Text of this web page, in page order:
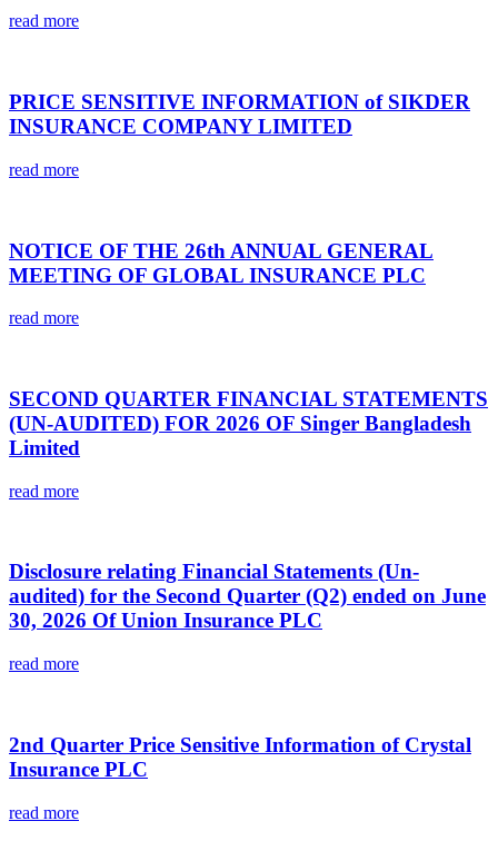
read more
PRICE SENSITIVE INFORMATION of SIKDER
INSURANCE COMPANY LIMITED
read more
NOTICE OF THE 26th ANNUAL GENERAL
MEETING OF GLOBAL INSURANCE PLC
read more
SECOND QUARTER FINANCIAL STATEMENTS
(UN-AUDITED) FOR 2026 OF Singer Bangladesh
Limited
read more
Disclosure relating Financial Statements (Un-
audited) for the Second Quarter (Q2) ended on June
30, 2026 Of Union Insurance PLC
read more
2nd Quarter Price Sensitive Information of Crystal
Insurance PLC
read more